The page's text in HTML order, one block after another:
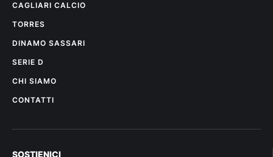
CAGLIARI CALCIO
TORRES
DINAMO SASSARI
SERIE D
CHI SIAMO
CONTATTI
SOSTIENICI